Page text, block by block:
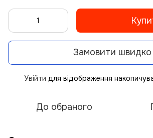
Замовити швидко
Увійти для відображення
До обраного